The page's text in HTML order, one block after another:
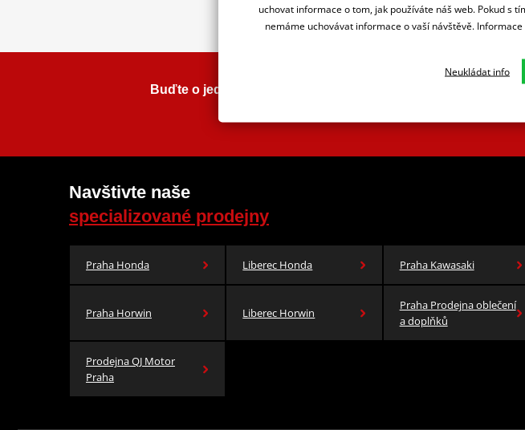
Buďte o jednu stopu blíž k novinkám a akcím ze světa motorů.
Navštivte naše
specializované prodejny
Praha Honda Liberec Honda Praha Kawasaki
Praha Horwin Liberec Horwin
Praha Prodejna oblečení
a doplňků
Prodejna QJ Motor
Praha
uchovat informace o tom, jak používáte náš web. Pokud s
nemáme uchovávat informace o vaší návštěvě.
Neukládat info